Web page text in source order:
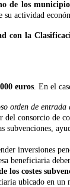
de los
actividad
con la
euros. En el
orden de entrada
del consorcio de
inversiones
beneficiaria
costes
ubicado en